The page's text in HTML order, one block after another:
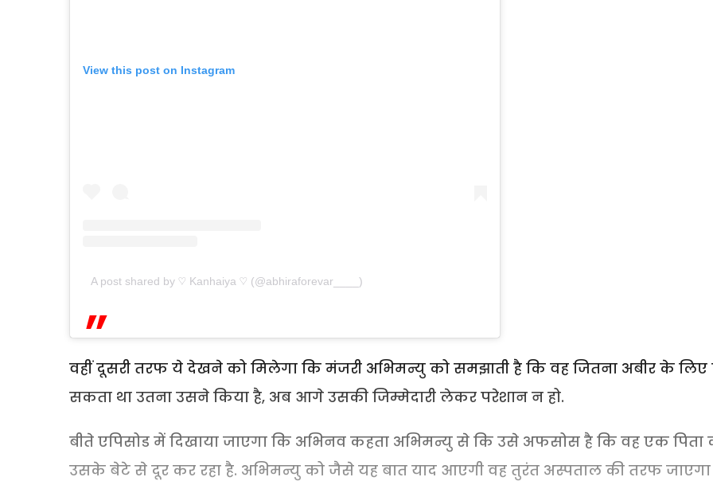
View this post on Instagram
A post shared by ♡ Kanhaiya ♡ (@abhiraforevar____)
वहीं दूसरी तरफ ये देखने को मिलेगा कि मंजरी अभिमन्यु को समझाती है कि वह जितना अबीर के
सकता था उतना उसने किया है, अब आगे उसकी जिम्मेदारी लेकर परेशान न हो.
बीते एपिसोड में दिखाया जाएगा कि अभिनव कहता अभिमन्यु से कि उसे अफसोस है कि वह एक पिता
उसके बेटे से दूर कर रहा है. अभिमन्यु को जैसे यह बात याद आएगी वह तुरंत अस्पताल की तरफ जाएगा